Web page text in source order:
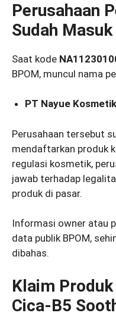
Perusahaan
Sudah
Saat kode
BPOM, muncul nama
PT Nayue
Perusahaan tersebut
mendaftarkan produk
regulasi kosmetik,
jawab terhadap
produk di pasar.
Informasi owner atau
data publik BPOM,
dibahas.
Klaim
Cica-B5